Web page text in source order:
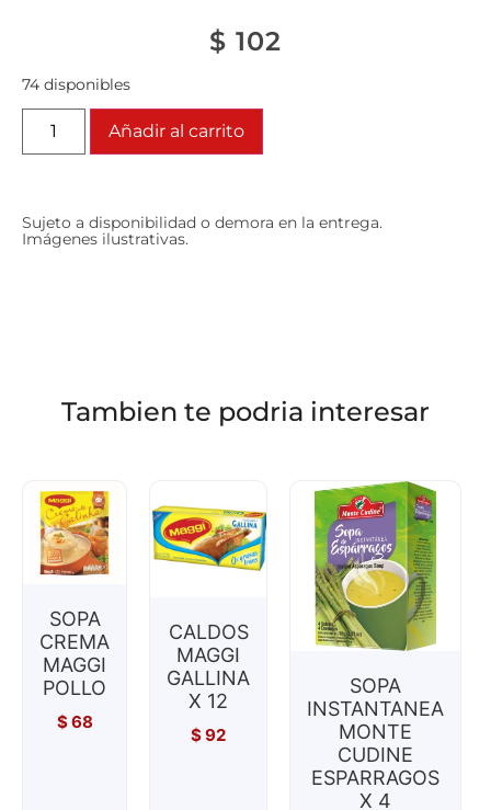
$ 102
74 disponibles
Añadir al carrito
Sujeto a disponibilidad o demora en la entrega.
Imágenes ilustrativas.
Tambien te podria interesar
SOPA
CREMA
MAGGI
POLLO
$68
CALDOS
MAGGI
GALLINA
X 12
$92
SOPA
INSTANTANEA
MONTE
CUDINE
ESPARRAGOS
X 4